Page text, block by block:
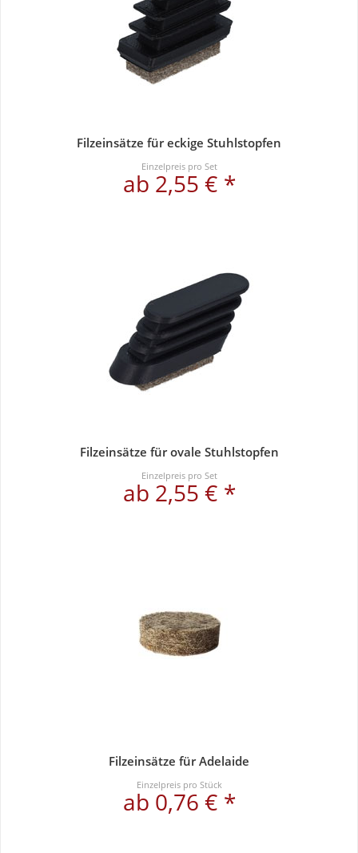
Filzeinsätze für eckige Stuhlstopfen
Einzelpreis pro Set
ab 2,55 € *
Filzeinsätze für ovale Stuhlstopfen
Einzelpreis pro Set
ab 2,55 € *
Filzeinsätze für Adelaide
Einzelpreis pro Stück
ab 0,76 € *